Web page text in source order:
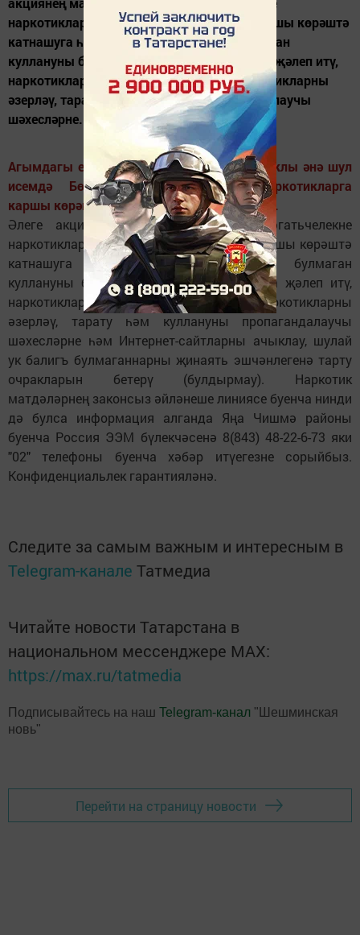
наркотикларның законсыз әйләнешенә каршы көрәштә
катнашуга һәм аларны медицинада булмаган
куллануны булдырмау профилактикасына җәлеп итү,
наркотиклар кертү каналларын ябу, наркотикларны
әзерләү, тарату һәм куллануны пропагандалаучы
шәхесләрне...
Агымдагы елның 14 мартыннан 25 енә чаклы әнә шул
исемдә Бөтенрәсәй ведомствоара наркотикларга
каршы көрәш акциясенең 1 этабы үткәрелә.
Әлеге акциянең максаты булып җәмәгатьчелекне
наркотикларның законсыз әйләнешенә каршы көрәштә
катнашуга һәм аларны медицинада булмаган
куллануны булдырмау профилактикасына җәлеп итү,
наркотиклар кертү каналларын ябу, наркотикларны
әзерләү, тарату һәм куллануны пропагандалаучы
шәхесләрне һәм Интернет-сайтларны ачыклау, шулай
ук балигъ булмаганнарны җинаять эшчәнлегенә тарту
очракларын бетерү (булдырмау). Наркотик
матдәләрнең законсыз әйләнеше линиясе буенча нинди
дә булса информация алганда Яңа Чишмә районы
буенча Россия ЭЭМ бүлекчәсенә 8(843) 48-22-6-73 яки
"02" телефоны буенча хәбәр итүегезне сорыйбыз.
Конфиденциальлек гарантияләнә.
Следите за самым важным и интересным в
Telegram-канале Татмедиа
Читайте новости Татарстана в
национальном мессенджере MАХ:
https://max.ru/tatmedia
Подписывайтесь на наш Telegram-канал "Шешминская
новь"
Перейти на страницу новости